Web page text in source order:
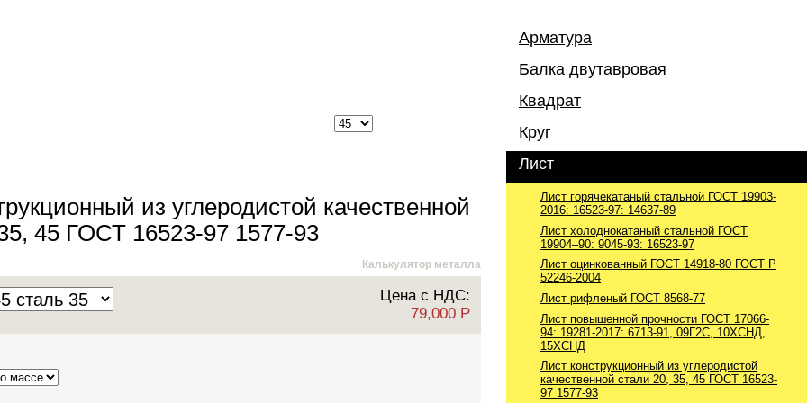
из углеродистой качественной
45 ГОСТ 16523-97 1577-93
Калькулятор металла
Цена с НДС:
79,000 P
Арматура
Арматура А1
Арматура А3 25Г2С
Арматура А3 35ГС
Арматура А600С
Балка двутавровая
Балка ГОСТ 8239-89 с уклоном внутренних
Балка ГОСТ 26020-83 с параллельными
гранями полок
Балка (Б) ГОСТ 35087-2024 нормальная
Балка (К) ГОСТ 35087-2024 колонная
Балка (Ш) ГОСТ 35087-2024
широкополочная
Балка (М) ГОСТ 19425-74 для подвесных
путей
Квадрат
Квадрат стальной ГОСТ 2591
Круг
Круг стальной ГОСТ 2590
Лист
Лист горячекатаный стальной ГОСТ 19903-
2016: 16523-97: 14637-89
Лист холоднокатаный стальной ГОСТ
19904–90: 9045-93: 16523-97
Лист оцинкованный ГОСТ 14918-80 ГОСТ Р
52246-2004
Лист рифленый ГОСТ 8568-77
Лист повышенной прочности ГОСТ 17066-
94: 19281-2017: 6713-91, 09Г2С, 10ХСНД,
15ХСНД
Лист конструкционный из углеродистой
качественной стали 20, 35, 45 ГОСТ 16523-
97 1577-93